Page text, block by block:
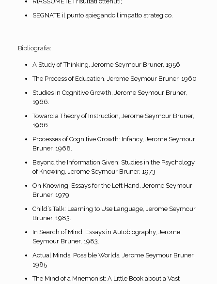
SEGNATE il punto spiegando l’impatto strategico.
Bibliografia:
A Study of Thinking, Jerome Seymour Bruner, 1956
The Process of Education, Jerome Seymour Bruner, 1960
Studies in Cognitive Growth, Jerome Seymour Bruner,
1966.
Toward a Theory of Instruction, Jerome Seymour Bruner,
1966
Processes of Cognitive Growth: Infancy, Jerome Seymour
Bruner, 1968.
Beyond the Information Given: Studies in the Psychology
of Knowing, Jerome Seymour Bruner, 1973
On Knowing: Essays for the Left Hand, Jerome Seymour
Bruner, 1979
Child’s Talk: Learning to Use Language, Jerome Seymour
Bruner, 1983.
In Search of Mind: Essays in Autobiography, Jerome
Seymour Bruner, 1983.
Actual Minds, Possible Worlds, Jerome Seymour Bruner,
1985
The Mind of a Mnemonist: A Little Book about a Vast